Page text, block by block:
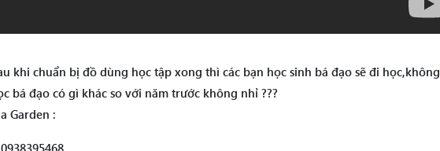
khi chuẩn bị đồ dùng học tập xong thì các bạn học sinh bá đạo sẽ đi học,không
bá đạo có gì khác so với năm trước không nhỉ ???
Garden :